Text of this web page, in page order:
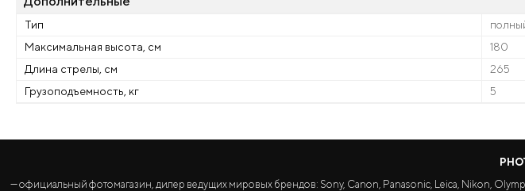
Тип
Максимальная высота, см
180
Длина стрелы, см
265
Грузоподъемность, кг
5
— официальный фотомагазин, дилер ведущих мировых брендов: Sony, Canon, Panasonic, Leica, Nikon,